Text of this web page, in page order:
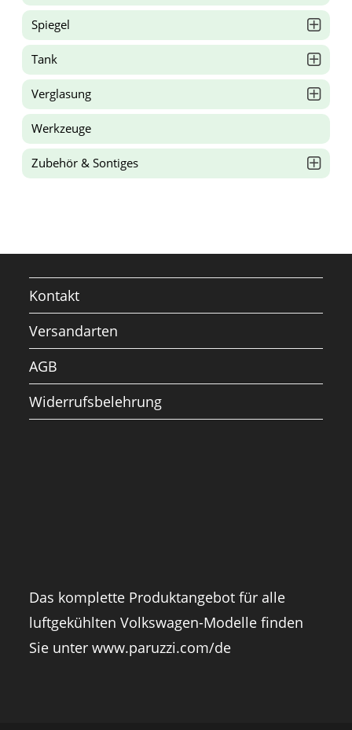
Spiegel
Tank
Verglasung
Werkzeuge
Zubehör & Sontiges
Kontakt
Versandarten
AGB
Widerrufsbelehrung
Das komplette Produktangebot für alle
luftgekühlten Volkswagen-Modelle finden
Sie unterwww.paruzzi.com/de